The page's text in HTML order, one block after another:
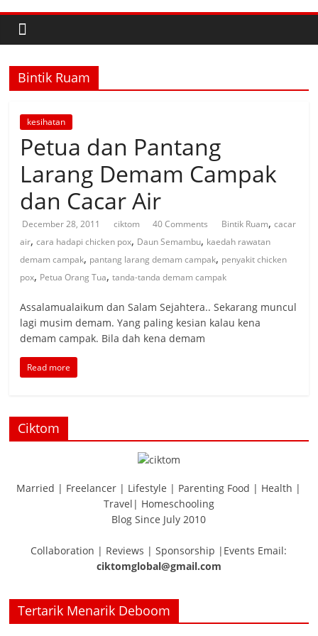
Bintik Ruam
kesihatan
Petua dan Pantang
Larang Demam Campak
dan Cacar Air
December 28, 2011 ciktom 40 Comments Bintik Ruam,cacar
air,cara hadapi chicken pox, Daun Semambu, kaedah rawatan
demam campak, pantang larang demam campak, penyakit chicken
pox, Petua Orang Tua,tanda-tanda demam campak
Assalamualaikum dan Salam Sejahtera.. Sekarang muncul
lagi musim demam. Yang paling kesian kalau kena
demam campak. Bila dah kena demam
Read more
Ciktom
Married | Freelancer | Lifestyle | Parenting Food | Health |
Travel| Homeschooling
Blog Since July 2010
Collaboration | Reviews | Sponsorship |Events Email:
ciktomglobal@gmail.com
Tertarik Menarik Deboom